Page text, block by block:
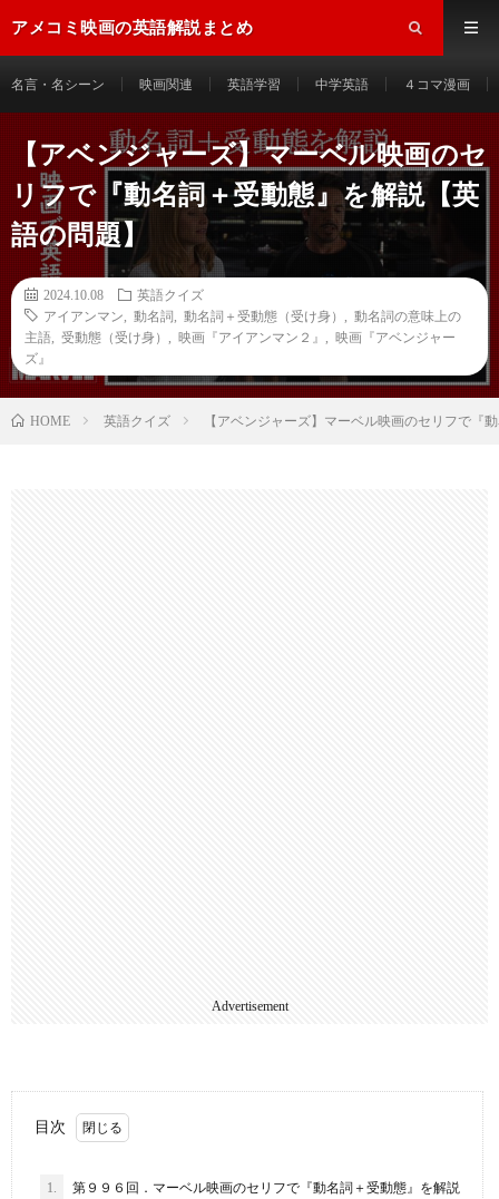
アメコミ映画の英語解説まとめ
名言・名シーン 映画関連 英語学習 中学英語 ４コマ漫画
【アベンジャーズ】マーベル映画のセ
リフで『動名詞＋受動態』を解説【英
語の問題】
2024.10.08
英語クイズ
アイアンマン
動名詞 動名詞＋受動態（受け身）
動名詞の意味上の
主語
受動態（受け身） 映画『アイアンマン２』
映画『アベンジャー
ズ』
HOME 英語クイズ 【アベンジャーズ】マーベル映画のセリフで『
Advertisement
目次
1. 第９９６回．マーベル映画のセリフで『動名詞＋受動態』を解説